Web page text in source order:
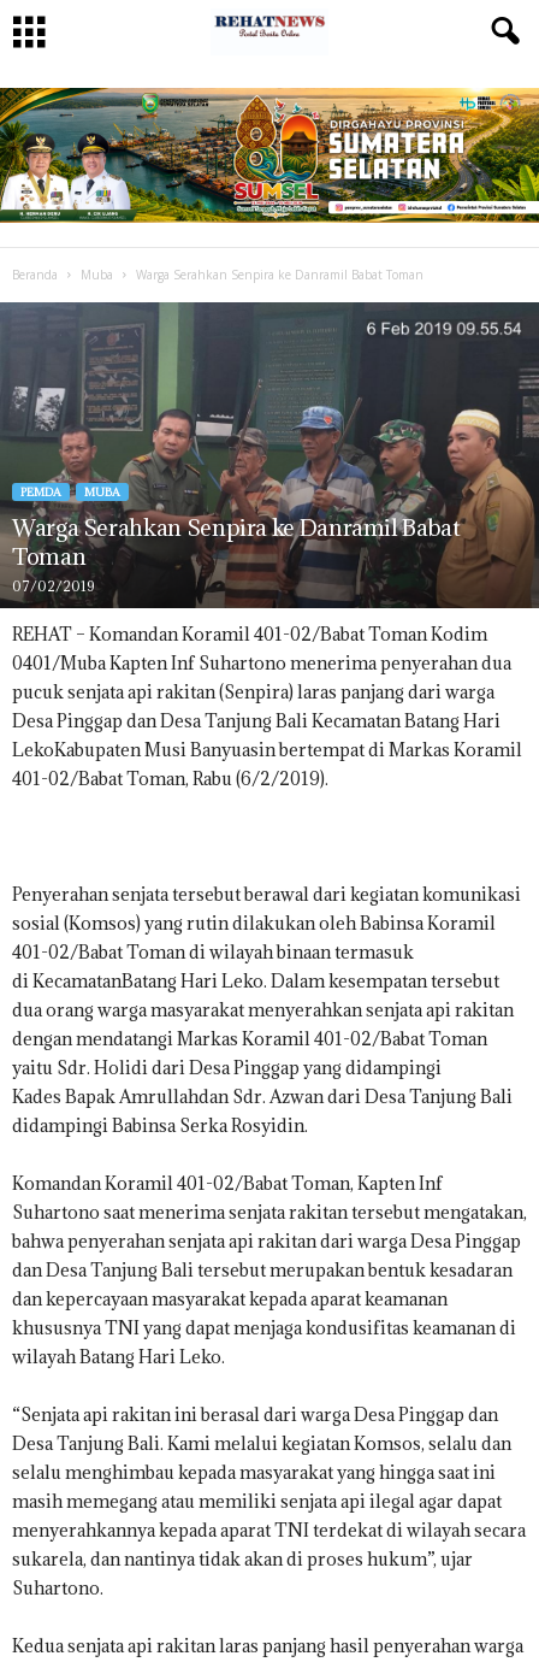
Beranda Muba Warga Serahkan Senpira ke Danramil Babat Toman
PEMDA MUBA
Warga Serahkan Senpira ke Danramil Babat
Toman
07/02/2019
REHAT – Komandan Koramil 401-02/Babat Toman Kodim
0401/Muba Kapten Inf Suhartono menerima penyerahan dua
pucuk senjata api rakitan (Senpira) laras panjang dari warga
DesaPinggap danDesa Tanjung BaliKecamatanBatangHari
LekoKabupaten Musi Banyuasin bertempat di Markas Koramil
401-02/Babat Toman, Rabu (6/2/2019).
Penyerahan senjata tersebut berawal dari kegiatan komunikasi
sosial (Komsos) yang rutin dilakukan oleh BabinsaKoramil
401-02/Babat Tomandi wilayah binaan termasuk
diKecamatanBatangHari Leko. Dalam kesempatan tersebut
dua orang warga masyarakat menyerahkan senjata api rakitan
dengan mendatangi Markas Koramil 401-02/Babat Toman
yaitu Sdr. Holidi dari Desa Pinggap yang didampingi
Kades BapakAmrullahdan Sdr. Azwan dari Desa Tanjung Bali
didampingi Babinsa Serka Rosyidin.
Komandan Koramil 401-02/Babat Toman, Kapten Inf
Suhartono saat menerima senjata rakitan tersebut mengatakan,
bahwa penyerahan senjata api rakitan dari warga Desa Pinggap
dan Desa Tanjung Bali tersebut merupakan bentuk kesadaran
dan kepercayaan masyarakat kepada aparat keamanan
khususnya TNI yang dapat menjaga kondusifitas keamanan di
wilayah Batang Hari Leko.
“Senjata api rakitan ini berasal dari warga Desa Pinggap dan
Desa Tanjung Bali. Kami melalui kegiatan Komsos, selalu dan
selalu menghimbau kepada masyarakat yang hingga saat ini
masih memegang atau memiliki senjata api ilegal agar dapat
menyerahkannya kepada aparat TNI terdekat di wilayah secara
sukarela, dan nantinya tidak akan di proses hukum”, ujar
Suhartono.
Kedua senjata api rakitan laras panjang hasil penyerahan warga